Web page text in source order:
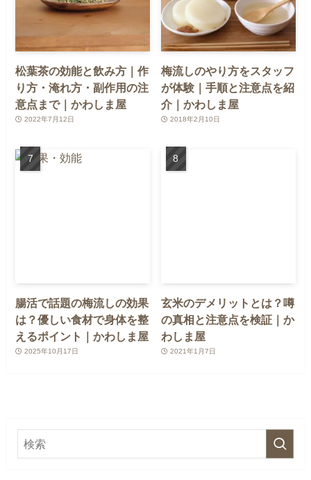
松葉茶の効能と飲み方｜作
り方・淹れ方・副作用の注
意点まで｜かわしま屋
2022年7月12日
梅流しのやり方をスタッフ
が体験｜手順と注意点を紹
介｜かわしま屋
2018年2月10日
腸活で話題の梅流しの効果
は？優しい食材で身体を整
えるポイント｜かわしま屋
2025年10月17日
玄米のデメリットとは？噂
の真相と注意点を検証｜か
わしま屋
2021年1月7日